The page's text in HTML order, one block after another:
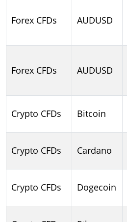
Forex CFDs AUDUSD
Forex CFDs AUDUSD
Crypto CFDs Bitcoin
Crypto CFDs Cardano
Crypto CFDs Dogecoin